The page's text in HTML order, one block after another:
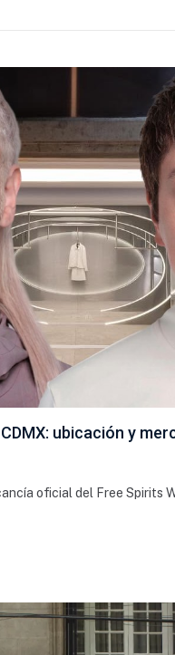
ubicación y
oficial del Free Spirits